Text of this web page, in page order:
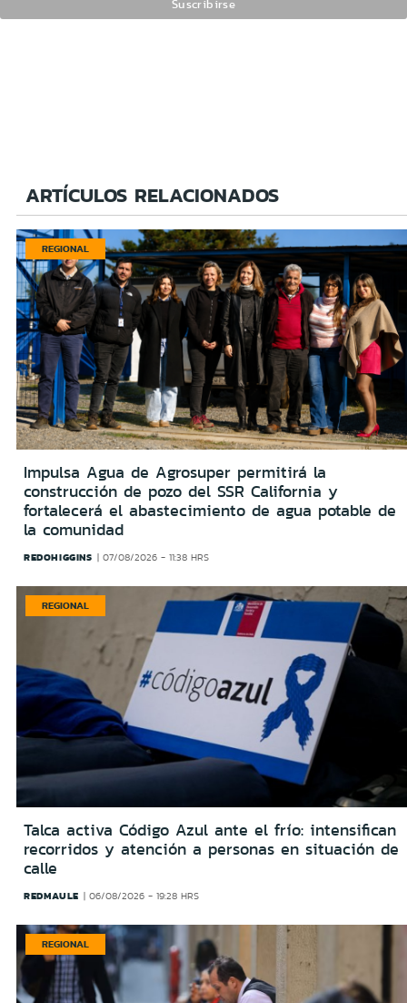
ARTÍCULOS RELACIONADOS
REGIONAL
Impulsa Agua de Agrosuper permitirá la
construcción de pozo del SSR California y
fortalecerá el abastecimiento de agua potable de
la comunidad
REDOHIGGINS 07/08/2026 - 11:38 HRS
REGIONAL
Talca activa Código Azul ante el frío: intensifican
recorridos y atención a personas en situación de
calle
REDMAULE 06/08/2026 - 19:28 HRS
REGIONAL